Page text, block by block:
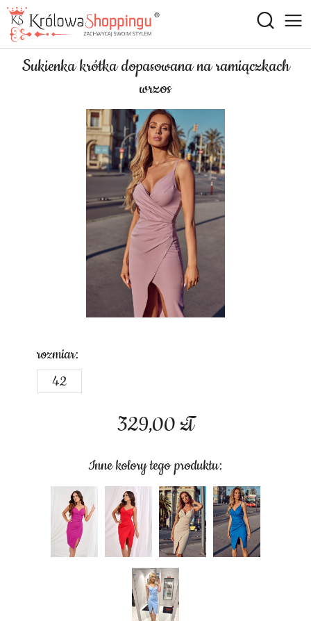
Sukienka krótka dopasowana na ramiączkach
wrzos
329,00 zł
Inne kolory tego produktu:
rozmiar:
42